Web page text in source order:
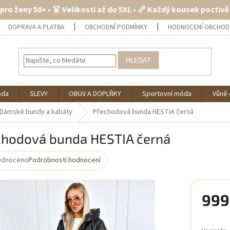
ženy 50+ • 👗 Velikosti až do 5XL • 📏 Každý kousek
DOPRAVA A PLATBA OBCHODNÍ PODMÍNKY HODNOCENÍ
HLEDAT
SLEVY OBUV A DOPLŇKY Sportovní móda
Dámské bundy a kabáty Přechodová bunda HESTIA černá
bunda HESTIA černá
Podrobnosti hodnocení